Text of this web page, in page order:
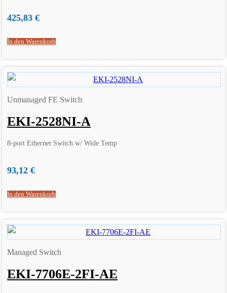
425,83 €
In den Warenkorb
Unmanaged FE Switch
EKI-2528NI-A
8-port Ethernet Switch w/ Wide Temp
93,12 €
In den Warenkorb
Managed Switch
EKI-7706E-2FI-AE